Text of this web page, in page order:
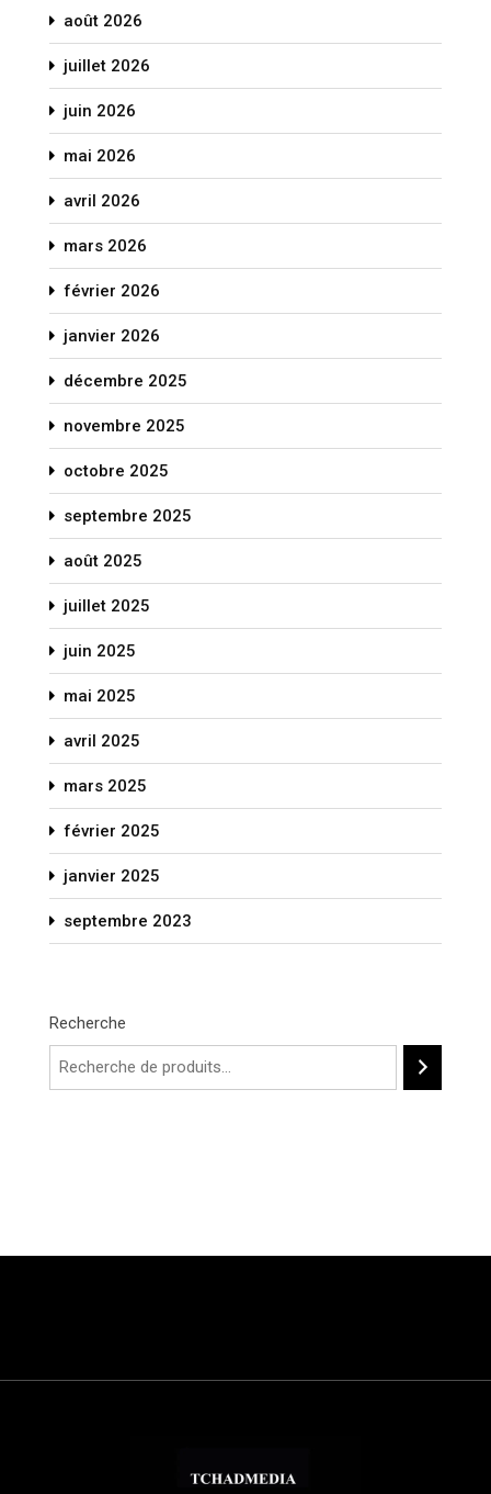
août 2026
juillet 2026
juin 2026
mai 2026
avril 2026
mars 2026
février 2026
janvier 2026
décembre 2025
novembre 2025
octobre 2025
septembre 2025
août 2025
juillet 2025
juin 2025
mai 2025
avril 2025
mars 2025
février 2025
janvier 2025
septembre 2023
Recherche